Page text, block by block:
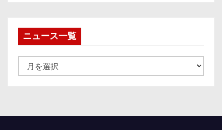
ニュース一覧
ュ
一